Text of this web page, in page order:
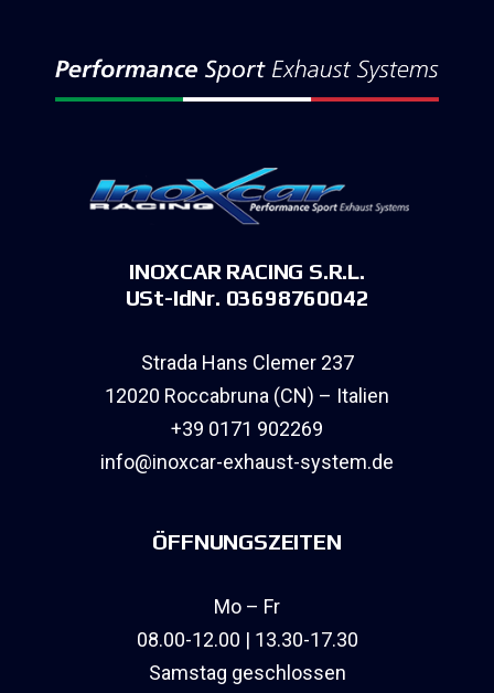
INOXCAR RACING S.R.L.
USt-IdNr. 03698760042
Strada Hans Clemer 237
12020 Roccabruna (CN) – Italien
+39 0171 902269
info@inoxcar-exhaust-system.de
ÖFFNUNGSZEITEN
Mo – Fr
08.00-12.00 | 13.30-17.30
Samstag geschlossen